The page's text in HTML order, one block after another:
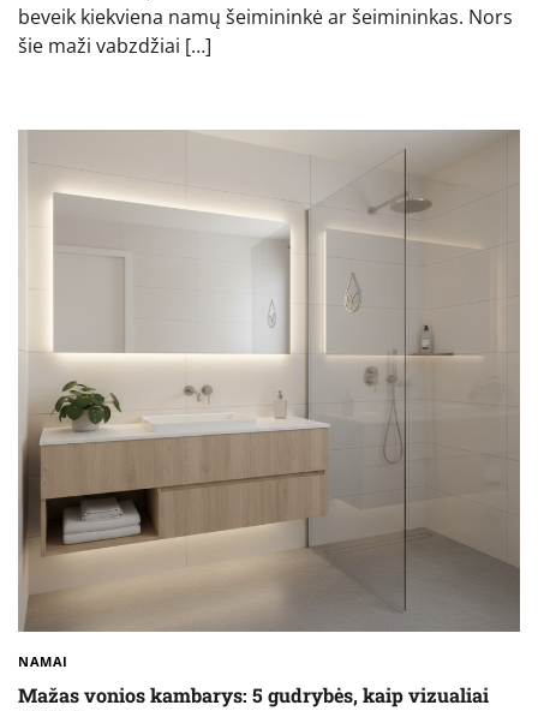
beveik kiekviena namų šeimininkė ar šeimininkas. Nors
šie maži vabzdžiai […]
NAMAI
Mažas vonios kambarys: 5 gudrybės, kaip vizualiai